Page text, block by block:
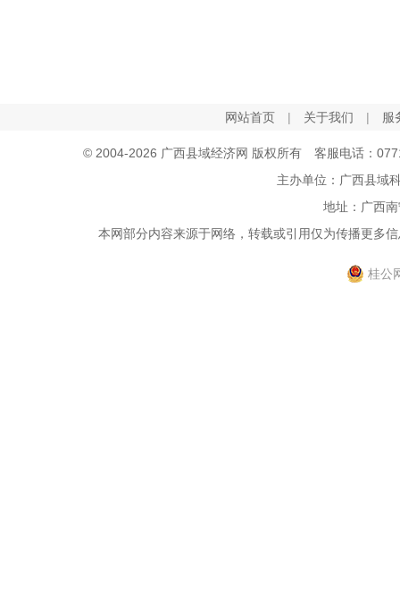
网站首页 | 关于我们 | 服
© 2004-2026 广西县域经济网 版权所有 客服电话：
主办单位：广西县
地址：广西
本网部分内容来源于网络，转载或引用仅为传播更多
桂公